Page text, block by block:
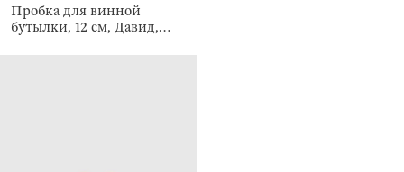
Пробка для винной
бутылки, 12 см, Давид,